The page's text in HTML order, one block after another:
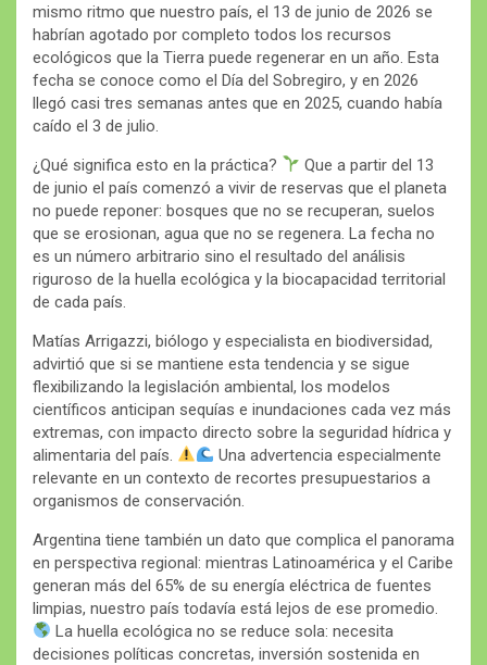
mismo ritmo que nuestro país, el 13 de junio de 2026 se
habrían agotado por completo todos los recursos
ecológicos que la Tierra puede regenerar en un año. Esta
fecha se conoce como el Día del Sobregiro, y en 2026
llegó casi tres semanas antes que en 2025, cuando había
caído el 3 de julio.
¿Qué significa esto en la práctica?
Que a partir del 13
de junio el país comenzó a vivir de reservas que el planeta
no puede reponer: bosques que no se recuperan, suelos
que se erosionan, agua que no se regenera. La fecha no
es un número arbitrario sino el resultado del análisis
riguroso de la huella ecológica y la biocapacidad territorial
de cada país.
Matías Arrigazzi, biólogo y especialista en biodiversidad,
advirtió que si se mantiene esta tendencia y se sigue
flexibilizando la legislación ambiental, los modelos
científicos anticipan sequías e inundaciones cada vez más
extremas, con impacto directo sobre la seguridad hídrica y
alimentaria del país.
Una advertencia especialmente
relevante en un contexto de recortes presupuestarios a
organismos de conservación.
Argentina tiene también un dato que complica el panorama
en perspectiva regional: mientras Latinoamérica y el Caribe
generan más del 65% de su energía eléctrica de fuentes
limpias, nuestro país todavía está lejos de ese promedio.
La huella ecológica no se reduce sola: necesita
decisiones políticas concretas, inversión sostenida en